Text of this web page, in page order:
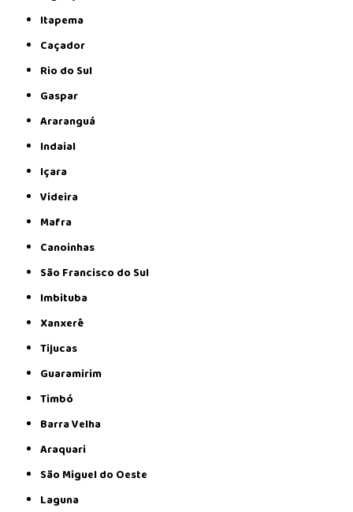
Itapema
Caçador
Rio do Sul
Gaspar
Araranguá
Indaial
Içara
Videira
Mafra
Canoinhas
São Francisco do Sul
Imbituba
Xanxerê
Tijucas
Guaramirim
Timbó
Barra Velha
Araquari
São Miguel do Oeste
Laguna